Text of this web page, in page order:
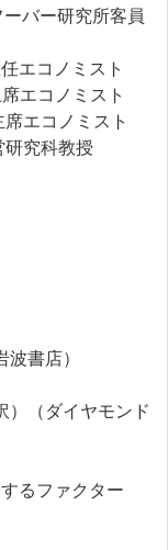
バー研究所客員
エコノミスト
エコノミスト
エコノミスト
究科教授
書店）
）（ダイヤモンド
るファクター